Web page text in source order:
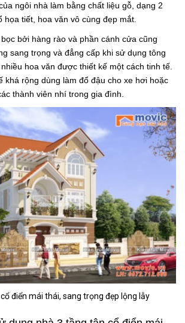
ngôi nhà làm bằng chất liệu gỗ, dạng 2
họa tiết, hoa văn vô cùng đẹp mắt.
bởi hàng rào và phần cánh cửa cũng
sang trọng và đẳng cấp khi sử dụng tông
hoa văn được thiết kế một cách tinh tế.
khá rộng dùng làm đổ đậu cho xe hơi hoặc
thành viên nhí trong gia đình.
điển mái thái, sang trọng đẹp lộng lẫy